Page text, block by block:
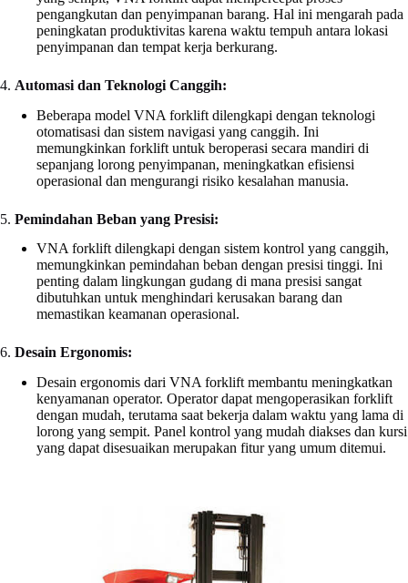
pengangkutan dan penyimpanan barang. Hal ini mengarah pada
peningkatan produktivitas karena waktu tempuh antara lokasi
penyimpanan dan tempat kerja berkurang.
4. Automasi dan Teknologi Canggih:
Beberapa model VNA forklift dilengkapi dengan teknologi
otomatisasi dan sistem navigasi yang canggih. Ini
memungkinkan forklift untuk beroperasi secara mandiri di
sepanjang lorong penyimpanan, meningkatkan efisiensi
operasional dan mengurangi risiko kesalahan manusia.
5. Pemindahan Beban yang Presisi:
VNA forklift dilengkapi dengan sistem kontrol yang canggih,
memungkinkan pemindahan beban dengan presisi tinggi. Ini
penting dalam lingkungan gudang di mana presisi sangat
dibutuhkan untuk menghindari kerusakan barang dan
memastikan keamanan operasional.
6. Desain Ergonomis:
Desain ergonomis dari VNA forklift membantu meningkatkan
kenyamanan operator. Operator dapat mengoperasikan forklift
dengan mudah, terutama saat bekerja dalam waktu yang lama di
lorong yang sempit. Panel kontrol yang mudah diakses dan kursi
yang dapat disesuaikan merupakan fitur yang umum ditemui.